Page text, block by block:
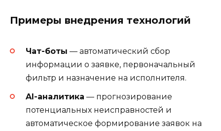
Примеры внедрения технологий
Чат-боты — автоматический сбор
информации о заявке, первоначальный
фильтр и назначение на исполнителя.
AI-аналитика — прогнозирование
потенциальных неисправностей и
автоматическое формирование заявок на